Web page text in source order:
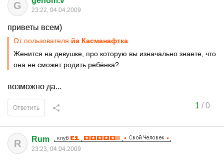
G 23:22, 04.04.2009
приветы всем)
От пользователя йа Касманафтка
Женится на девушке, про которую вы изначально знаете, что
она не сможет родить ребёнка?
возможно да...
1 /0
Ответить
R Rum
23:23, 04.04.2009